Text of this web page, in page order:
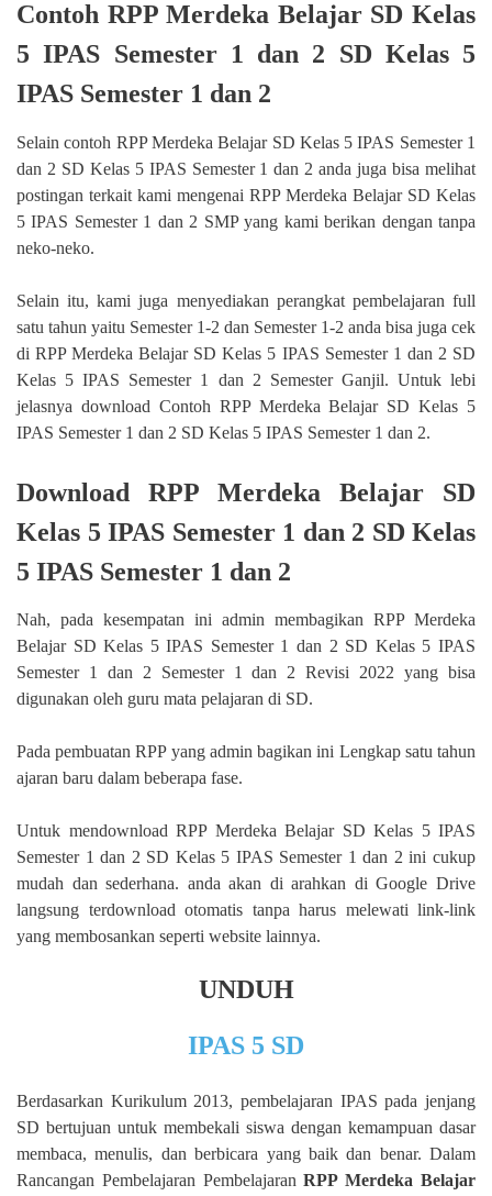
Contoh RPP Merdeka Belajar SD Kelas
5 IPAS Semester 1 dan 2 SD Kelas 5
IPAS Semester 1 dan 2
Selain contoh RPP Merdeka Belajar SD Kelas 5 IPAS Semester 1
dan 2 SD Kelas 5 IPAS Semester 1 dan 2 anda juga bisa melihat
postingan terkait kami mengenai RPP Merdeka Belajar SD Kelas
5 IPAS Semester 1 dan 2 SMP yang kami berikan dengan tanpa
neko-neko.
Selain itu, kami juga menyediakan perangkat pembelajaran full
satu tahun yaitu Semester 1-2 dan Semester 1-2 anda bisa juga cek
di RPP Merdeka Belajar SD Kelas 5 IPAS Semester 1 dan 2 SD
Kelas 5 IPAS Semester 1 dan 2 Semester Ganjil. Untuk lebi
jelasnya download Contoh RPP Merdeka Belajar SD Kelas 5
IPAS Semester 1 dan 2 SD Kelas 5 IPAS Semester 1 dan 2.
Download RPP Merdeka Belajar SD
Kelas 5 IPAS Semester 1 dan 2 SD Kelas
5 IPAS Semester 1 dan 2
Nah, pada kesempatan ini admin membagikan RPP Merdeka
Belajar SD Kelas 5 IPAS Semester 1 dan 2 SD Kelas 5 IPAS
Semester 1 dan 2 Semester 1 dan 2 Revisi 2022 yang bisa
digunakan oleh guru mata pelajaran di SD.
Pada pembuatan RPP yang admin bagikan ini Lengkap satu tahun
ajaran baru dalam beberapa fase.
Untuk mendownload RPP Merdeka Belajar SD Kelas 5 IPAS
Semester 1 dan 2 SD Kelas 5 IPAS Semester 1 dan 2 ini cukup
mudah dan sederhana. anda akan di arahkan di Google Drive
langsung terdownload otomatis tanpa harus melewati link-link
yang membosankan seperti website lainnya.
UNDUH
IPAS 5 SD
Berdasarkan Kurikulum 2013, pembelajaran IPAS pada jenjang
SD bertujuan untuk membekali siswa dengan kemampuan dasar
membaca, menulis, dan berbicara yang baik dan benar. Dalam
Rancangan Pembelajaran PembelajaranRPP Merdeka Belajar